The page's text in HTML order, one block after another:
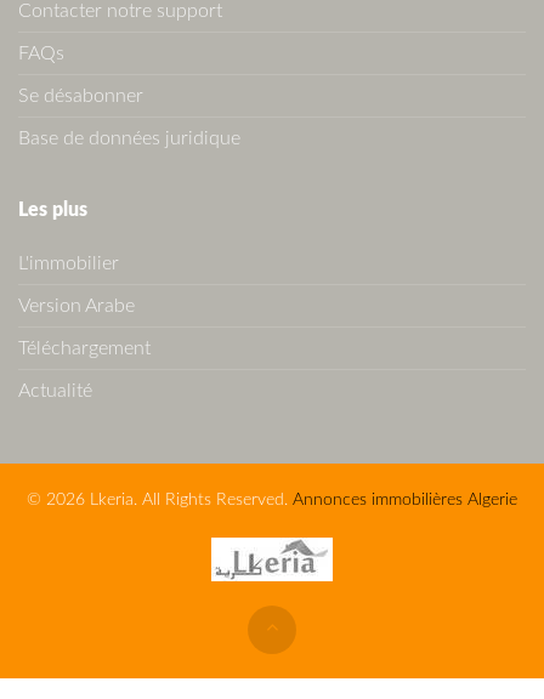
Contacter notre support
FAQs
Se désabonner
Base de données juridique
Les plus
L'immobilier
Version Arabe
Téléchargement
Actualité
© 2026 Lkeria. All Rights Reserved. Annonces immobilières Algerie